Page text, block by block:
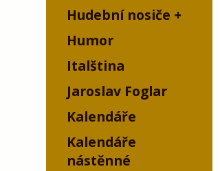
Hudební nosiče
Humor
Italština
Jaroslav Foglar
Kalendáře
Kalendáře
nástěnné